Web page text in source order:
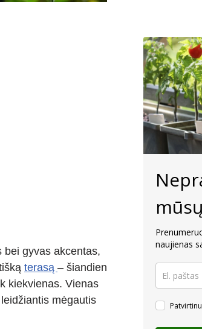
bei gyvas akcentas,
terasą – šiandien
kiekvienas. Vienas
mėgautis
naujienas